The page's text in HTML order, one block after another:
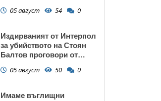
05 август 54 0
Издирваният от Интерпол
за убийството на Стоян
Балтов проговори от
05 август 50 0
Имаме въглищни